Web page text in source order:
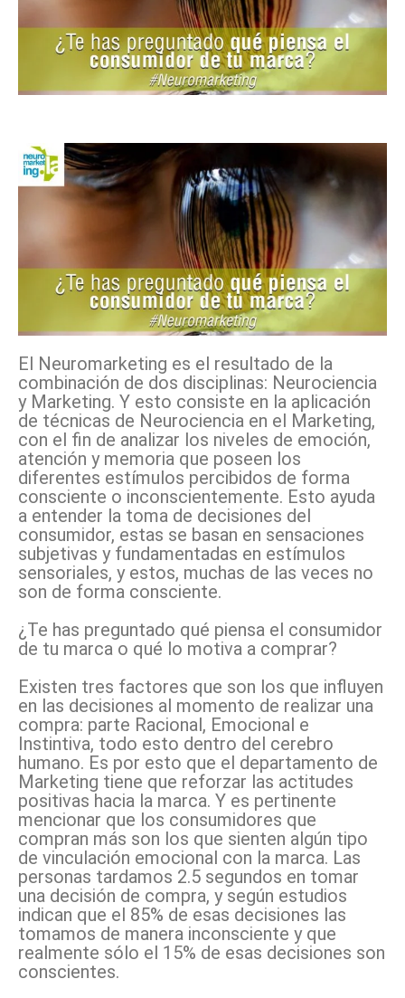
El Neuromarketing es el resultado de la
combinación de dos disciplinas: Neurociencia
y Marketing. Y esto consiste en la aplicación
de técnicas de Neurociencia en el Marketing,
con el fin de analizar los niveles de emoción,
atención y memoria que poseen los
diferentes estímulos percibidos de forma
consciente o inconscientemente. Esto ayuda
a entender la toma de decisiones del
consumidor, estas se basan en sensaciones
subjetivas y fundamentadas en estímulos
sensoriales, y estos, muchas de las veces no
son de forma consciente.
¿Te has preguntado qué piensa el consumidor
de tu marca o qué lo motiva a comprar?
Existen tres factores que son los que influyen
en las decisiones al momento de realizar una
compra: parte Racional, Emocional e
Instintiva, todo esto dentro del cerebro
humano. Es por esto que el departamento de
Marketing tiene que reforzar las actitudes
positivas hacia la marca. Y es pertinente
mencionar que los consumidores que
compran más son los que sienten algún tipo
de vinculación emocional con la marca. Las
personas tardamos 2.5 segundos en tomar
una decisión de compra, y según estudios
indican que el 85% de esas decisiones las
tomamos de manera inconsciente y que
realmente sólo el 15% de esas decisiones son
conscientes.